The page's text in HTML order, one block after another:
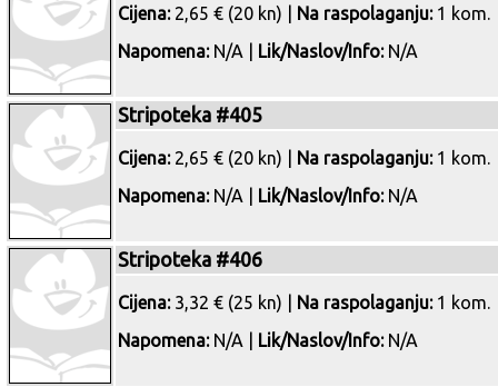
Cijena:2,65 € (20 kn) | Na raspolaganju:1 kom.
Napomena:N/A | Lik/Naslov/Info:N/A
Stripoteka #405
Cijena:2,65 € (20 kn) | Na raspolaganju:1 kom.
Napomena:N/A | Lik/Naslov/Info:N/A
Stripoteka #406
Cijena:3,32 € (25 kn) | Na raspolaganju:1 kom.
Napomena:N/A | Lik/Naslov/Info:N/A